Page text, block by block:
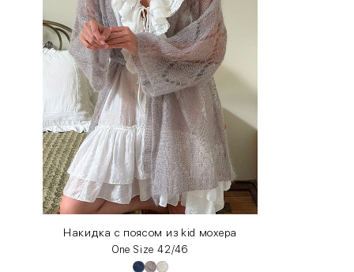
Накидка с поясом из kid мохера
One Size 42/46
XS 40-42
S 42-44
44-46
L 46-48
XL 48-50
One
Size
42-50
Как правильно себя обмерить